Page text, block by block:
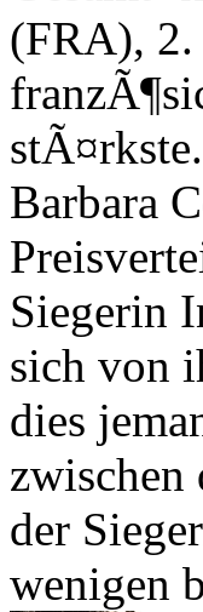
(FRA),
Barbara
Siegerin
sich von
dies
zwischen
der
wenigen